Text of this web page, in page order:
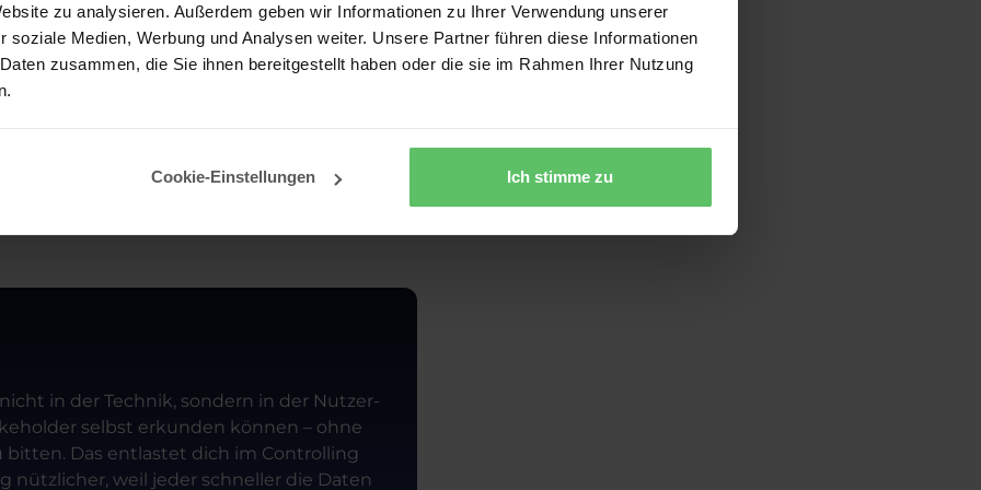
zu analysieren. Außerdem geben wir Informationen zu Ihrer Verwendung unserer
soziale Medien, Werbung und Analysen weiter. Unsere Partner führen diese Informationen
zusammen, die Sie ihnen bereitgestellt haben oder die sie im Rahmen Ihrer Nutzung
Cookie-Einstellungen Ich stimme zu
nicht
wie Zeiten, Orte, Abteilungen oder
stoßen sie an ihre Grenzen
oder tiefe Drill-down-Funktionen sind
Controlling-Reports reichen Slicer
in der Technik, sondern in der Nutzer-
selbst erkunden können – ohne
bitten. Das entlastet dich im Controlling
weil jeder schneller die Daten